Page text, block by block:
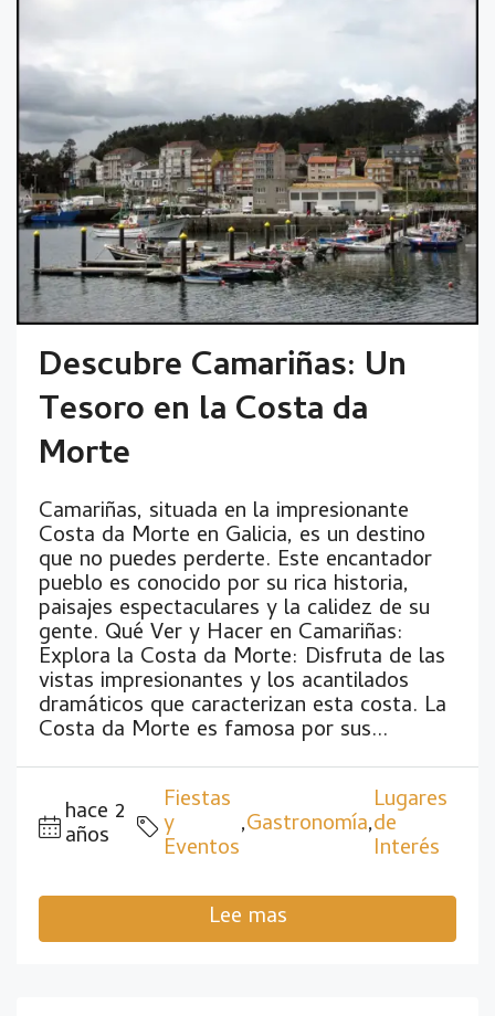
Descubre Camariñas: Un
Tesoro en la Costa da
Morte
Camariñas, situada en la impresionante
Costa da Morte en Galicia, es un destino
que no puedes perderte. Este encantador
pueblo es conocido por su rica historia,
paisajes espectaculares y la calidez de su
gente. Qué Ver y Hacer en Camariñas:
Explora la Costa da Morte: Disfruta de las
vistas impresionantes y los acantilados
dramáticos que caracterizan esta costa. La
Costa da Morte es famosa por sus...
hace 2
años
Fiestas
y
Eventos
,Gastronomía,
Lugares
de
Interés
Lee mas